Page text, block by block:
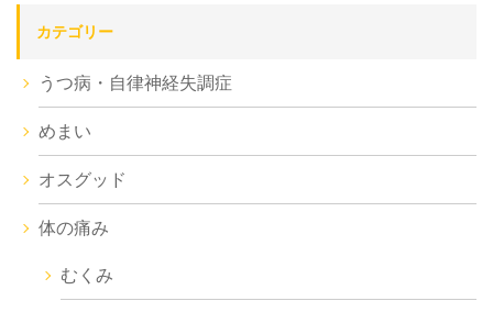
カテゴリー
うつ病・自律神経失調症
めまい
オスグッド
体の痛み
むくみ